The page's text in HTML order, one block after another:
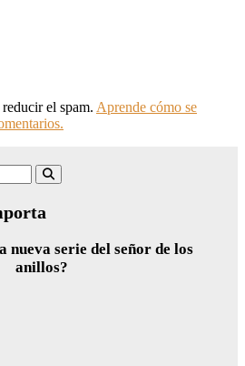
el spam. Aprende cómo se
nueva serie del señor de los
anillos?